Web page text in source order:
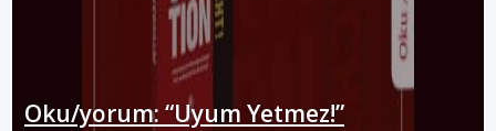
Oku/yorum: “Uyum Yetmez!”